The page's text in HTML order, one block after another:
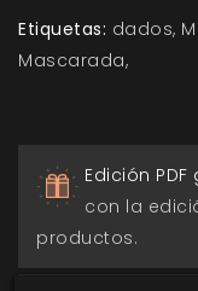
Etiquetas: dados
Mascarada
Edición PDF
con la
productos.